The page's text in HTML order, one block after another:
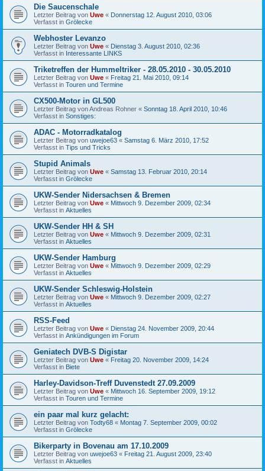
Die Saucenschale
Letzter Beitrag von Uwe « Donnerstag 12. August 2010, 03:06
Verfasst in Grölecke
Webhoster Levanzo
Letzter Beitrag von Uwe « Dienstag 3. August 2010, 02:36
Verfasst in Interessante LINKS
Triketreffen der Hummeltriker - 28.05.2010 - 30.05.2010
Letzter Beitrag von Uwe « Freitag 21. Mai 2010, 09:14
Verfasst in Touren und Termine
CX500-Motor in GL500
Letzter Beitrag vonAndreas Rohner « Sonntag 18. April 2010, 10:46
Verfasst in Sonstiges:
ADAC - Motorradkatalog
Letzter Beitrag von uwejoe63 « Samstag 6. März 2010, 17:52
Verfasst in Tips und Tricks
Stupid Animals
Letzter Beitrag von Uwe « Samstag 13. Februar 2010, 20:14
Verfasst in Grölecke
UKW-Sender Nidersachsen & Bremen
Letzter Beitrag von Uwe « Mittwoch 9. Dezember 2009, 02:34
Verfasst in Aktuelles
UKW-Sender HH & SH
Letzter Beitrag von Uwe « Mittwoch 9. Dezember 2009, 02:31
Verfasst in Aktuelles
UKW-Sender Hamburg
Letzter Beitrag von Uwe « Mittwoch 9. Dezember 2009, 02:29
Verfasst in Aktuelles
UKW-Sender Schleswig-Holstein
Letzter Beitrag von Uwe « Mittwoch 9. Dezember 2009, 02:27
Verfasst in Aktuelles
RSS-Feed
Letzter Beitrag von Uwe « Dienstag 24. November 2009, 20:44
Verfasst in Ankündigungen im Forum
Geniatech DVB-S Digistar
Letzter Beitrag von Uwe « Freitag 20. November 2009, 14:24
Verfasst in Biete
Harley-Davidson-Treff Duvenstedt 27.09.2009
Letzter Beitrag von Uwe « Mittwoch 16. September 2009, 19:12
Verfasst in Touren und Termine
ein paar mal kurz gelacht:
Letzter Beitrag von Todty68 « Montag 7. September 2009, 00:02
Verfasst in Grölecke
Bikerparty in Bovenau am 17.10.2009
Letzter Beitrag von uwejoe63 « Freitag 21. August 2009, 23:40
Verfasst in Aktuelles